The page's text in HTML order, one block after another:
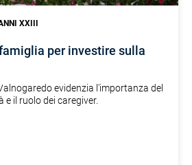
XXIII
per investire sulla
evidenzia l'importanza del
il ruolo dei caregiver.